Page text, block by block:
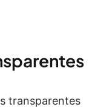
transparentes